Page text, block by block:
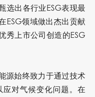
选出各行业ESG表现最
ESG领域做出杰出贡献
秀上市公司创造的ESG
源始终致力于通过技术
对气候变化问题。在